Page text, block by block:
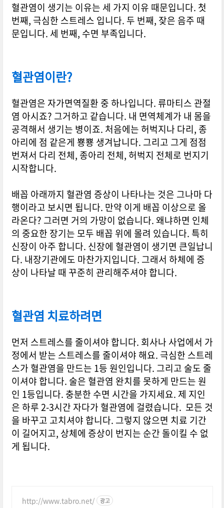
혈관염이 생기는 이유는 세 가지 이유 때문입니다. 첫
번째, 극심한 스트레스 입니다. 두 번째, 잦은 음주 때
문입니다. 세 번째, 수면 부족입니다.
혈관염이란?
혈관염은 자가면역질환 중 하나입니다. 류마티스 관절
염 아시죠? 그거하고 같습니다. 내 면역체계가 내 몸을
공격해서 생기는 병이죠. 처음에는 허벅지나 다리, 종
아리에 점 같은게 뿅뿅 생겨납니다. 그리고 그게 점점
번져서 다리 전체, 종아리 전체, 허벅지 전체로 번지기
시작합니다.
배꼽 아래까지 혈관염 증상이 나타나는 것은 그나마 다
행이라고 보시면 됩니다. 만약 이게 배꼽 이상으로 올
라온다? 그러면 거의 가망이 없습니다. 왜냐하면 인체
의 중요한 장기는 모두 배꼽 위에 몰려 있습니다. 특히
신장이 아주 합니다. 신장에 혈관염이 생기면 큰일납니
다. 내장기관에도 마찬가지입니다. 그래서 하체에 증
상이 나타날 때 꾸준히 관리해주셔야 합니다.
혈관염 치료하려면
먼저 스트레스를 줄이셔야 합니다. 회사나 사업에서 가
정에서 받는 스트레스를 줄이셔야 해요. 극심한 스트레
스가 혈관염을 만드는 1등 원인입니다. 그리고 술도 줄
이셔야 합니다. 술은 혈관염 완치를 못하게 만드는 원
인 1등입니다. 충분한 수면 시간을 가지세요. 제 지인
은 하루 2-3시간 자다가 혈관염에 걸렸습니다. 모든 것
을 바꾸고 고치셔야 합니다. 그렇지 않으면 치료 기간
이 길어지고, 상체에 증상이 번지는 순간 돌이킬 수 없
게 됩니다.
http://www.tabro.net/ 광고